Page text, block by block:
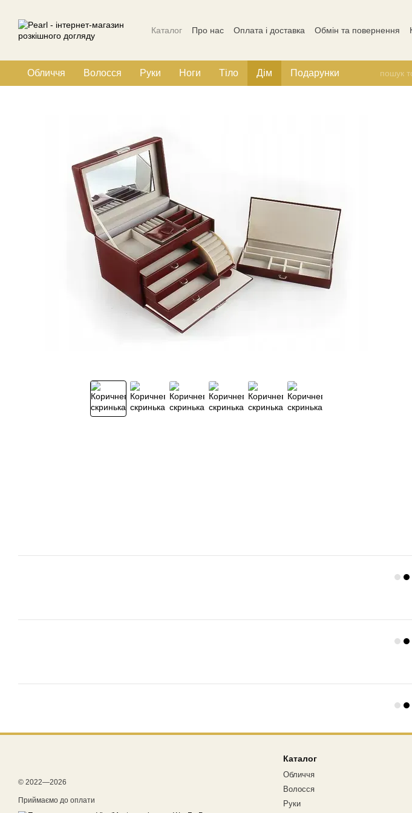
Каталог Про нас Оплата і доставка Обмін та повернення
Обличчя Волосся Руки Ноги Тіло Дім Подарунки
© 2022—2026
Приймаємо до оплати
Каталог
Обличчя
Волосся
Руки